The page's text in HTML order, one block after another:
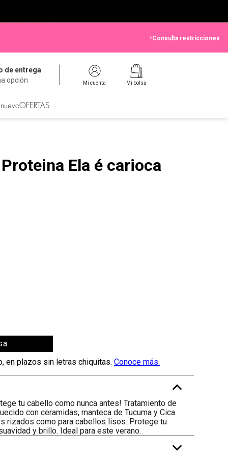
*Consulta restricciones
de entrega
opción
Mi cuenta Mi bolsa
OFERTAS
Ela é carioca
-
tu cabello como nunca antes! Tratamiento de
con ceramidas, manteca de Tucuma y Cica
rizados como para cabellos lisos. Protege tu
y brillo. Ideal para este verano.
+